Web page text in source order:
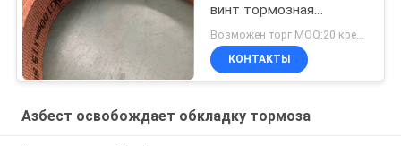
винт тормозная
оболочка заземленная
тканевая тормозная
оболочка
КОНТАКТЫ
Азбест освобождает обкладку тормоза